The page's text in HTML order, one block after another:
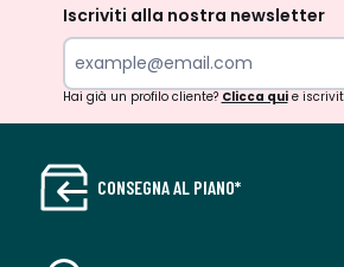
Iscriviti alla nostra newsletter
Hai già un profilo cliente?Clicca quie
CONSEGNA AL PIANO*